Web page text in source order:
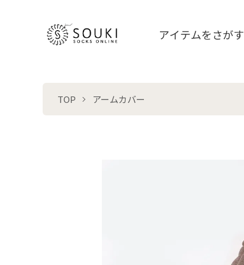
アイテムをさがす
TOP アームカバー